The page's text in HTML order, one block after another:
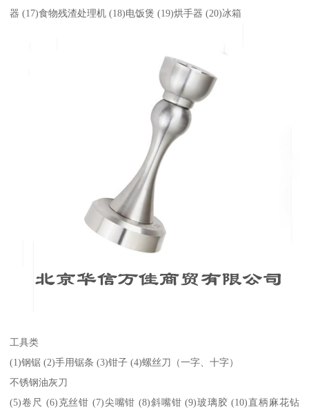
器 (17)食物残渣处理机 (18)电饭煲 (19)烘手器 (20)冰箱
工具类
(1)钢锯 (2)手用锯条 (3)钳子 (4)螺丝刀（一字、十字）
不锈钢油灰刀
(5)卷尺 (6)克丝钳 (7)尖嘴钳 (8)斜嘴钳 (9)玻璃胶 (10)直柄麻花钻